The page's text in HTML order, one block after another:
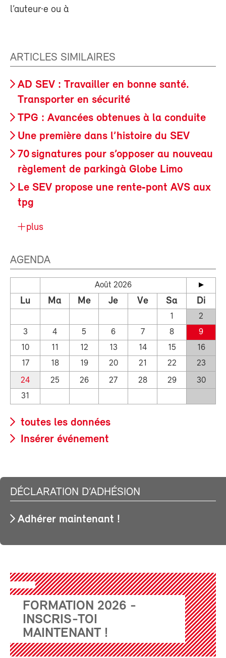
l’auteur·e ou à
ARTICLES SIMILAIRES
AD SEV : Travailler en bonne santé.
Transporter en sécurité
TPG : Avancées obtenues à la conduite
Une première dans l’histoire du SEV
70 signatures pour s’opposer au nouveau
règlement de parkingà Globe Limo
Le SEV propose une rente‑pont AVS aux
tpg
plus
AGENDA
Août 2026
Lu Ma Me Je Ve Sa Di
1
2
3
4 5 6 7 8
9
10
11 12 13 14 15
16
17
18 19 20 21 22
23
24
25 26 27 28 29
30
31
toutes les données
Insérer événement
DÉCLARATION D’ADHÉSION
Adhérer maintenant !
FORMATION 2026 -
INSCRIS-TOI
MAINTENANT !